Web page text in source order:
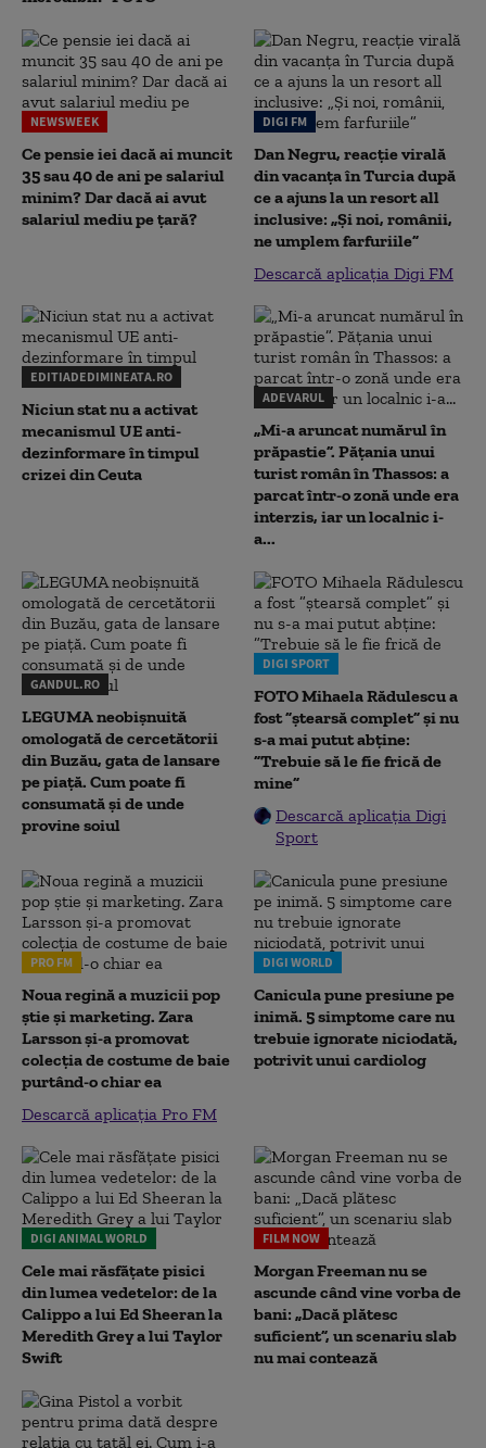
NEWSWEEK
Ce pensie iei dacă ai muncit
35 sau 40 de ani pe salariul
minim? Dar dacă ai avut
salariul mediu pe țară?
DIGI FM
Dan Negru, reacție virală
din vacanța în Turcia după
ce a ajuns la un resort all
inclusive: „Și noi, românii,
ne umplem farfuriile”
Descarcă aplicația Digi FM
EDITIADEDIMINEATA.RO
Niciun stat nu a activat
mecanismul UE anti-
dezinformare în timpul
crizei din Ceuta
ADEVARUL
„Mi-a aruncat numărul în
prăpastie”. Pățania unui
turist român în Thassos: a
parcat într-o zonă unde era
interzis, iar un localnic i-
a...
GANDUL.RO
LEGUMA neobișnuită
omologată de cercetătorii
din Buzău, gata de lansare
pe piață. Cum poate fi
consumată și de unde
provine soiul
DIGI SPORT
FOTO Mihaela Rădulescu a
fost ”ștearsă complet” și nu
s-a mai putut abține:
”Trebuie să le fie frică de
mine”
Descarcă aplicația Digi
Sport
PRO FM
Noua regină a muzicii pop
știe și marketing. Zara
Larsson și-a promovat
colecția de costume de baie
purtând-o chiar ea
Descarcă aplicația Pro FM
DIGI WORLD
Canicula pune presiune pe
inimă. 5 simptome care nu
trebuie ignorate niciodată,
potrivit unui cardiolog
DIGI ANIMAL WORLD
Cele mai răsfățate pisici
din lumea vedetelor: de la
Calippo a lui Ed Sheeran la
Meredith Grey a lui Taylor
Swift
FILM NOW
Morgan Freeman nu se
ascunde când vine vorba de
bani: „Dacă plătesc
suficient”, un scenariu slab
nu mai contează